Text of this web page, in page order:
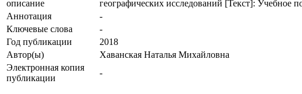
описание
географических исследований [Текст]: Учебное
Аннотация
-
Ключевые cлова
-
Год публикации
2018
Автор(ы)
Хаванская Наталья Михайловна
Электронная копия
публикации
-